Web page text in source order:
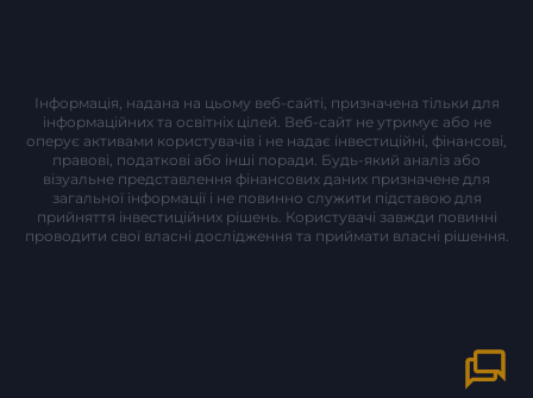
Інформація, надана на цьому веб-сайті, призначена тільки для
інформаційних та освітніх цілей. Веб-сайт не утримує або не
оперує активами користувачів і не надає інвестиційні, фінансові,
правові, податкові або інші поради. Будь-який аналіз або
візуальне представлення фінансових даних призначене для
загальної інформації і не повинно служити підставою для
прийняття інвестиційних рішень. Користувачі завжди повинні
проводити свої власні дослідження та приймати власні рішення.